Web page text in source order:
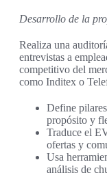
Desarrollo de la
Realiza una
entrevistas a
competitivo del
como Inditex o
Define
propósito y
Traduce el
ofertas y
Usa
análisis de